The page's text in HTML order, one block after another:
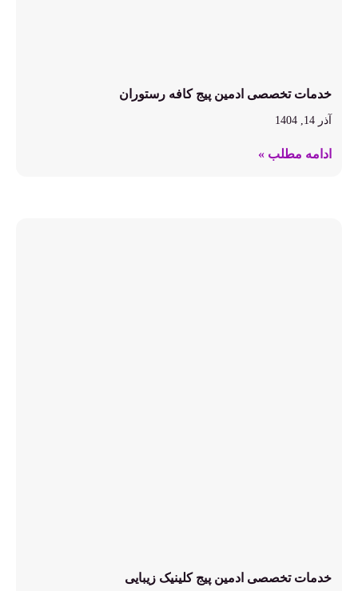
خدمات تخصصی ادمین پیج کافه رستوران
آذر 14, 1404
ادامه مطلب »
خدمات تخصصی ادمین پیج کلینیک زیبایی